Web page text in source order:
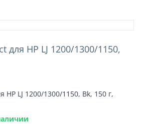
для HP LJ 1200/1300/1150,
LJ 1200/1300/1150, Bk, 150 г,